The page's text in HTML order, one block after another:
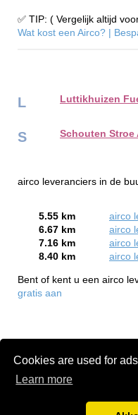
Cookies are used for
Learn more
✅ TIP: ( Vergelijk altijd
Wat kost een Airco? |
L Luttikhuizen
S Schouten
airco leveranciers in de
5.55 km
airco
6.67 km
airco
7.16 km
airco
8.40 km
airco
Bent of kent u een airco
gratis aan
Gratis Airco Offertes
Disclaimer